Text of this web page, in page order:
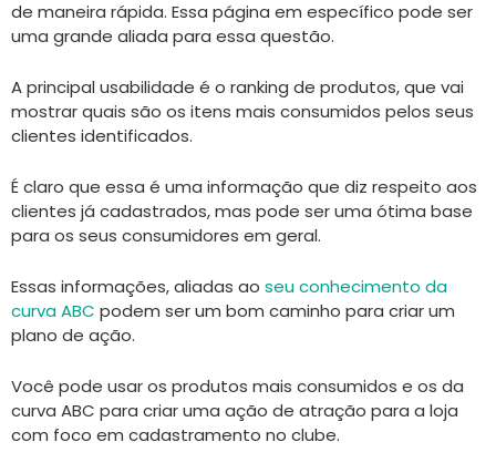
de maneira rápida. Essa página em específico pode ser
uma grande aliada para essa questão.
A principal usabilidade é o ranking de produtos, que vai
mostrar quais são os itens mais consumidos pelos seus
clientes identificados.
É claro que essa é uma informação que diz respeito aos
clientes já cadastrados, mas pode ser uma ótima base
para os seus consumidores em geral.
Essas informações, aliadas ao seu conhecimento da
curva ABC podem ser um bom caminho para criar um
plano de ação.
Você pode usar os produtos mais consumidos e os da
curva ABC para criar uma ação de atração para a loja
com foco em cadastramento no clube.